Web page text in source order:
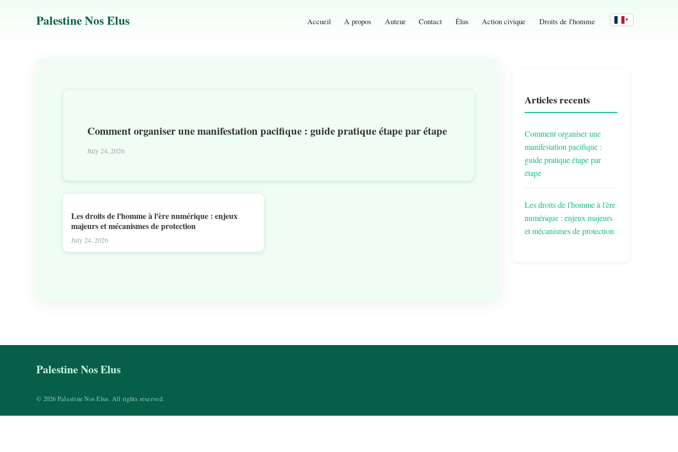
Palestine Nos Elus Accueil A propos Auteur Contact Élus Action civique Droits de l'homme ▼
Comment organiser une manifestation pacifique : guide pratique étape par étape
July 24, 2026
Les droits de l'homme à l'ère numérique : enjeux
majeurs et mécanismes de protection
July 24, 2026
Articles recents
Comment organiser une
manifestation pacifique :
guide pratique étape par
étape
Les droits de l'homme à l'ère
numérique : enjeux majeurs
et mécanismes de protection
Palestine Nos Elus
© 2026 Palestine Nos Elus. All rights reserved.